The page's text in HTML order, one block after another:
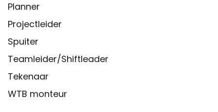
Planner
Projectleider
Spuiter
Teamleider/Shiftleader
Tekenaar
WTB monteur